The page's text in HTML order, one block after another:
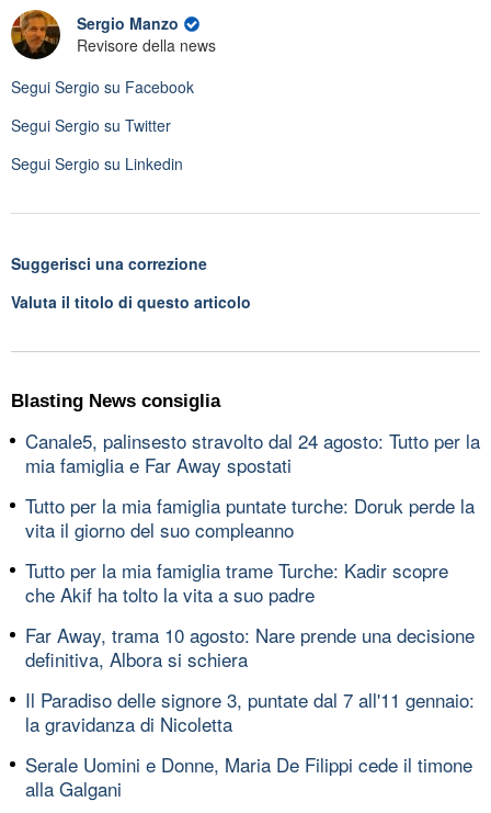
Sergio Manzo
Revisore della news
Segui Sergio su Facebook
Segui Sergio su Twitter
Segui Sergio su Linkedin
Suggerisci una correzione
Valuta il titolo di questo articolo
Blasting News consiglia
Canale5, palinsesto stravolto dal 24 agosto: Tutto per la
mia famiglia e Far Away spostati
Tutto per la mia famiglia puntate turche: Doruk perde la
vita il giorno del suo compleanno
Tutto per la mia famiglia trame Turche: Kadir scopre
che Akif ha tolto la vita a suo padre
Far Away, trama 10 agosto: Nare prende una decisione
definitiva, Albora si schiera
Il Paradiso delle signore 3, puntate dal 7 all'11 gennaio:
la gravidanza di Nicoletta
Serale Uomini e Donne, Maria De Filippi cede il timone
alla Galgani